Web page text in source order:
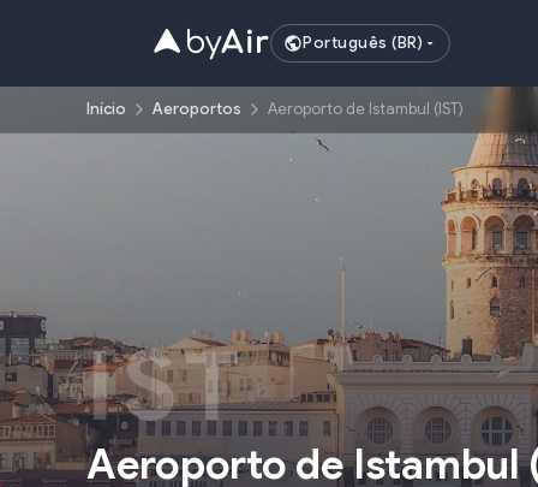
Português (BR)
Início Aeroportos Aeroporto de Istambul (IST)
IST
Aeroporto de Istambul